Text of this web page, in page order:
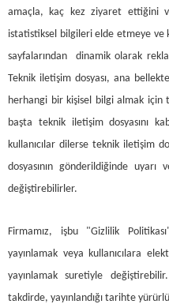
amaçla, kaç kez ziyaret ettiğini
istatistiksel bilgileri elde etmeye ve
sayfalarından dinamik olarak
Teknik iletişim dosyası, ana
herhangi bir kişisel bilgi almak için
başta teknik iletişim dosyasını
kullanıcılar dilerse teknik iletişim
dosyasının gönderildiğinde uyarı
değiştirebilirler.
Firmamız, işbu "Gizlilik
yayınlamak veya kullanıcılara
yayınlamak suretiyle
takdirde, yayınlandığı tarihte